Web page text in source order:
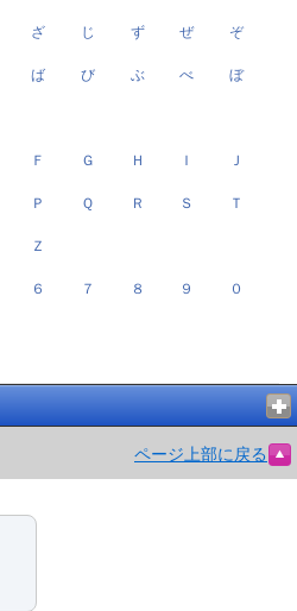
ざ じ ず ぜ ぞ
ば び ぶ べ ぼ
Ｆ Ｇ Ｈ Ｉ Ｊ
Ｐ Ｑ Ｒ Ｓ Ｔ
Ｚ
６ ７ ８ ９ ０
ページ上部に戻る